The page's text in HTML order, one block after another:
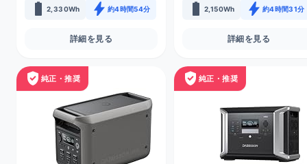
battery_full 2,330Wh bolt 約4時間54分
詳細を見る
battery_full 2,150Wh bolt 約4時間31分
詳細を見る
verified_user 純正・推奨 verified_user 純正・推奨